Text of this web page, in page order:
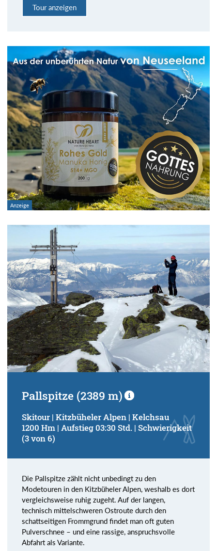
Tour anzeigen
Pallspitze (2389 m)
Skitour | Kitzbüheler Alpen | Kelchsau
1200 Hm | Aufstieg 03:30 Std. | Schwierigkeit
(3 von 6)
Die Pallspitze zählt nicht unbedingt zu den
Modetouren in den Kitzbüheler Alpen, weshalb es dort
vergleichsweise ruhig zugeht. Auf der langen,
technisch mittelschweren Ostroute durch den
schattseitigen Frommgrund findet man oft guten
Pulverschnee – und eine rassige, anspruchsvolle
Abfahrt als Variante.